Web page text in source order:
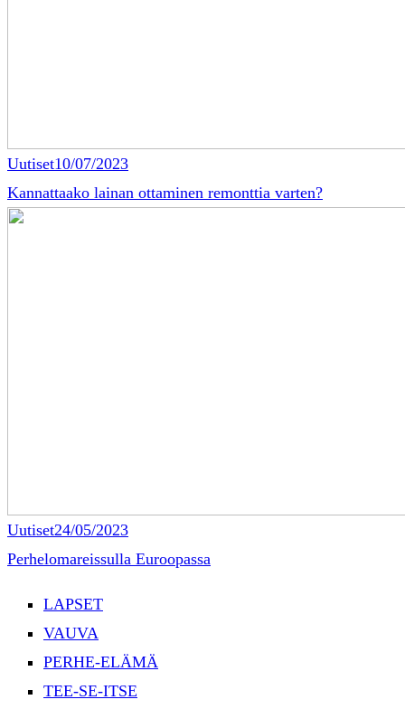
Uutiset10/07/2023
Kannattaako lainan ottaminen remonttia varten?
Uutiset24/05/2023
Perhelomareissulla Euroopassa
LAPSET
VAUVA
PERHE-ELÄMÄ
TEE-SE-ITSE